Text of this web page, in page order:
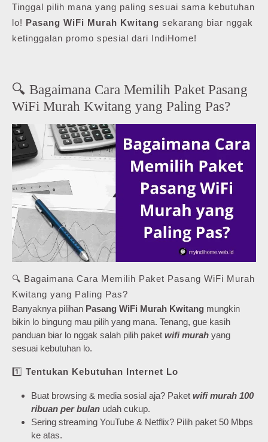
Tinggal pilih mana yang paling sesuai sama kebutuhan
lo! Pasang WiFi Murah Kwitang sekarang biar nggak
ketinggalan promo spesial dari IndiHome!
🔍 Bagaimana Cara Memilih Paket Pasang
WiFi Murah Kwitang yang Paling Pas?
🔍 Bagaimana Cara Memilih Paket Pasang WiFi Murah
Kwitang yang Paling Pas?
Banyaknya pilihan Pasang WiFi Murah Kwitang mungkin
bikin lo bingung mau pilih yang mana. Tenang, gue kasih
panduan biar lo nggak salah pilih paket wifi murah yang
sesuai kebutuhan lo.
1️⃣ Tentukan Kebutuhan Internet Lo
Buat browsing & media sosial aja? Paket wifi murah 100
ribuan per bulan udah cukup.
Sering streaming YouTube & Netflix? Pilih paket 50 Mbps
ke atas.